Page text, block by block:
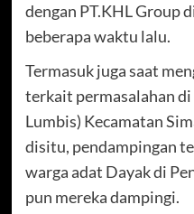
dengan PT.KHL Group
beberapa waktu lalu.
Termasuk juga saat
terkait permasalahan
Lumbis) Kecamatan
disitu, pendampingan
warga adat Dayak di
pun mereka dampingi.